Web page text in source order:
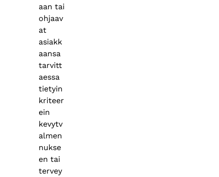
aan tai
ohjaav
at
asiakk
aansa
tarvitt
aessa
tietyin
kriteer
ein
kevytv
almen
nukse
en tai
tervey